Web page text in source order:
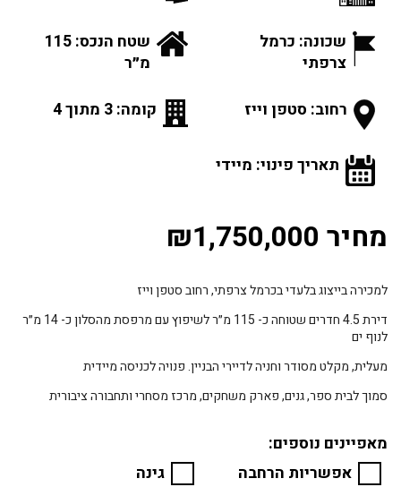
שכונה: כרמל
צרפתי
שטח הנכס: 115
מ״ר
רחוב: סטפן וייז קומה: 3 מתוך 4
תאריך פינוי: מיידי
מחיר ₪1,750,000
למכירה בייצוג בלעדי בכרמל צרפתי, רחוב סטפן וייז
דירת 4.5 חדרים שטוחה כ- 115 מ״ר לשיפוץ עם מרפסת מהסלון כ- 14 מ״ר
לנוף ים
מעלית, מקלט מסודר וחניה לדיירי הבניין. פנויה לכניסה מיידית
סמוך לבית ספר, גנים, פארק משחקים, מרכז מסחרי ותחבורה ציבורית
מאפיינים נוספים:
אפשריות הרחבה
גינה